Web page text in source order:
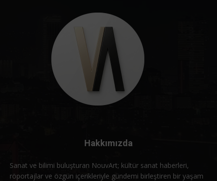
Hakkımızda
Sanat ve bilimi buluşturan NouvArt; kültür sanat haberleri,
röportajlar ve özgün içerikleriyle gündemi birleştiren bir yaşam